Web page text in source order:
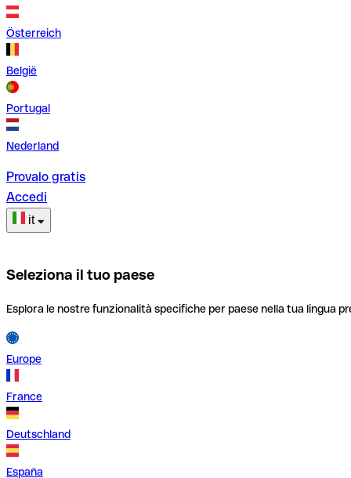
Österreich
België
Portugal
Nederland
Provalo gratis
Accedi
it
Seleziona il tuo paese
Esplora le nostre funzionalità specifiche per paese nella tua lingua
Europe
France
Deutschland
España